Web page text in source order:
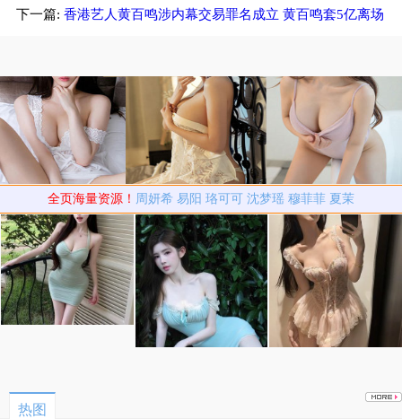
分钟内消息
下一篇: 香港艺人黄百鸣涉内幕交易罪名成立 黄百鸣套5亿离场
全页海量资源！ 周妍希 易阳 珞可可 沈梦瑶 穆菲菲 夏茉
热图